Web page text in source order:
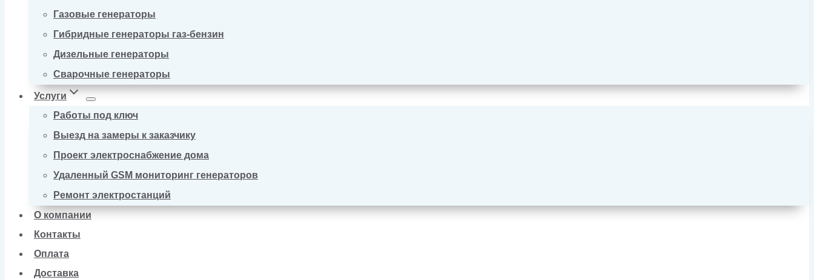
Газовые генераторы
Гибридные генераторы газ-бензин
Дизельные генераторы
Сварочные генераторы
Услуги
Работы под ключ
Выезд на замеры к заказчику
Проект электроснабжение дома
Удаленный GSM мониторинг генераторов
Ремонт электростанций
О компании
Контакты
Оплата
Доставка